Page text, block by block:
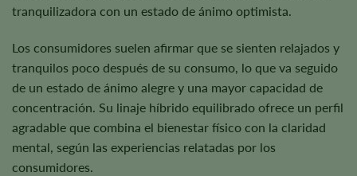
tranquilizadora con un estado de ánimo optimista.
Los consumidores suelen afirmar que se sienten relajados y
tranquilos poco después de su consumo, lo que va seguido
de un estado de ánimo alegre y una mayor capacidad de
concentración. Su linaje híbrido equilibrado ofrece un perfil
agradable que combina el bienestar físico con la claridad
mental, según las experiencias relatadas por los
consumidores.